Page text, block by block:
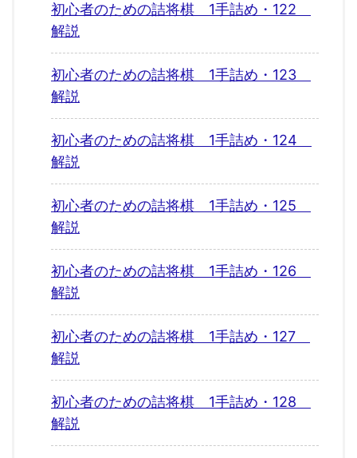
初心者のための詰将棋 1手詰め・122
解説
初心者のための詰将棋 1手詰め・123
解説
初心者のための詰将棋 1手詰め・124
解説
初心者のための詰将棋 1手詰め・125
解説
初心者のための詰将棋 1手詰め・126
解説
初心者のための詰将棋 1手詰め・127
解説
初心者のための詰将棋 1手詰め・128
解説